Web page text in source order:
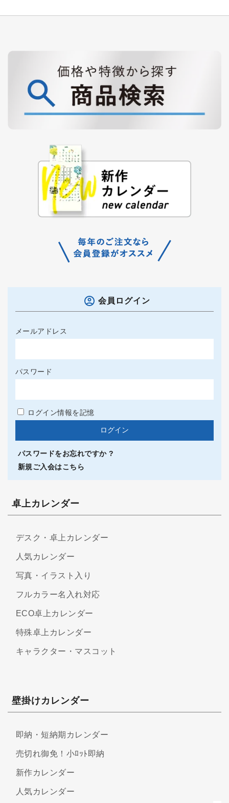
会員ログイン
メールアドレス
パスワード
ログイン情報を記憶
パスワードをお忘れですか ?
新規ご入会はこちら
卓上カレンダー
デスク・卓上カレンダー
人気カレンダー
写真・イラスト入り
フルカラー名入れ対応
ECO卓上カレンダー
特殊卓上カレンダー
キャラクター・マスコット
壁掛けカレンダー
即納・短納期カレンダー
売切れ御免！小ﾛｯﾄ即納
新作カレンダー
人気カレンダー